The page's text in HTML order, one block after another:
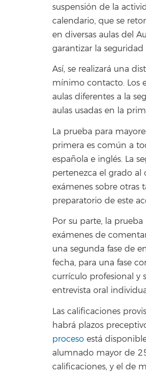
suspensión de la
calendario, que se
en diversas aulas del
garantizar la
Así, se realizará una
mínimo contacto. Los
aulas diferentes a la
aulas usadas en la
La prueba para
primera es común a
española e inglés. La
pertenezca el grado
exámenes sobre otras
preparatorio de este
Por su parte, la
exámenes de
una segunda fase de
fecha, para una fase
currículo profesional y
entrevista oral
Las calificaciones
habrá plazos
proceso está
alumnado mayor de
calificaciones, y el de